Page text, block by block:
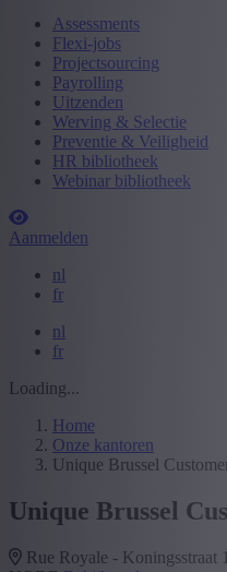
Assessments
Flexi-jobs
Projectsourcing
Payrolling
Uitzenden
Werving & Selectie
Preventie & Veiligheid
HR bibliotheek
Webinar bibliotheek
Aanmelden
nl
fr
nl
fr
Loading...
Home
Onze kantoren
Unique Brussel
Unique Brussel
Rue Royale -